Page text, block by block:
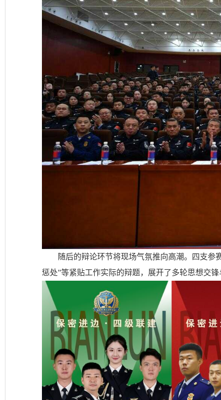
随后的辩论环节将现场气氛推向高潮。四支参
惩处”等紧贴工作实际的辩题，展开了多轮思想交